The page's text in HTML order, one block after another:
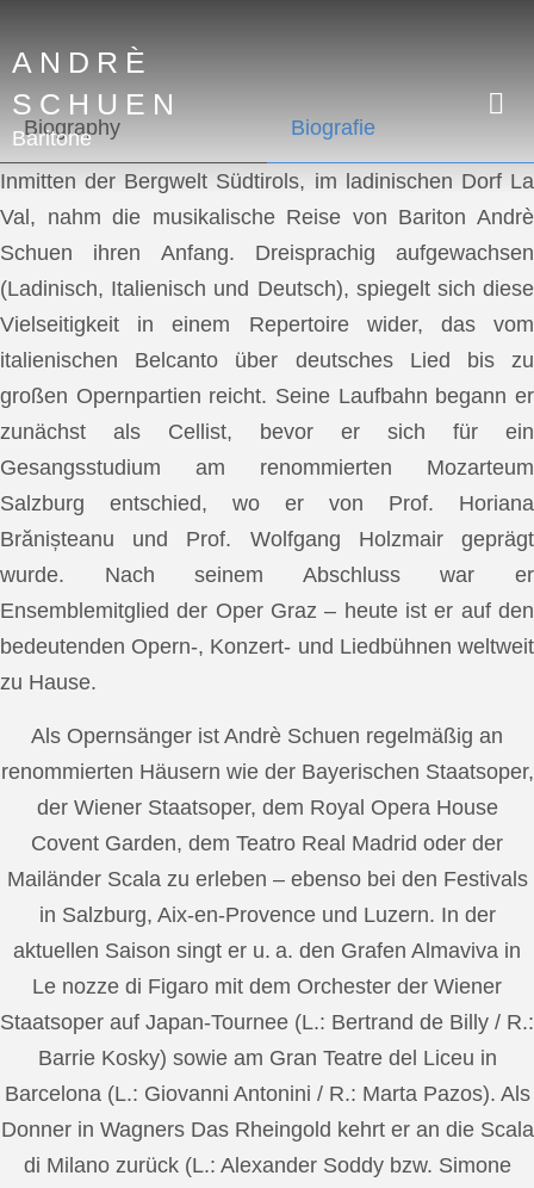
ANDRÈ
SCHUEN
Baritone
Biography Biografie
Inmitten der Bergwelt Südtirols, im ladinischen Dorf La
Val, nahm die musikalische Reise von Bariton Andrè
Schuen ihren Anfang. Dreisprachig aufgewachsen
(Ladinisch, Italienisch und Deutsch), spiegelt sich diese
Vielseitigkeit in einem Repertoire wider, das vom
italienischen Belcanto über deutsches Lied bis zu
großen Opernpartien reicht. Seine Laufbahn begann er
zunächst als Cellist, bevor er sich für ein
Gesangsstudium am renommierten Mozarteum
Salzburg entschied, wo er von Prof. Horiana
Brănișteanu und Prof. Wolfgang Holzmair geprägt
wurde. Nach seinem Abschluss war er
Ensemblemitglied der Oper Graz – heute ist er auf den
bedeutenden Opern-, Konzert- und Liedbühnen weltweit
zu Hause.
Als Opernsänger ist Andrè Schuen regelmäßig an
renommierten Häusern wie der Bayerischen Staatsoper,
der Wiener Staatsoper, dem Royal Opera House
Covent Garden, dem Teatro Real Madrid oder der
Mailänder Scala zu erleben – ebenso bei den Festivals
in Salzburg, Aix-en-Provence und Luzern. In der
aktuellen Saison singt er u. a. den Grafen Almaviva in
Le nozze di Figaro mit dem Orchester der Wiener
Staatsoper auf Japan-Tournee (L.: Bertrand de Billy / R.:
Barrie Kosky) sowie am Gran Teatre del Liceu in
Barcelona (L.: Giovanni Antonini / R.: Marta Pazos). Als
Donner in Wagners Das Rheingold kehrt er an die Scala
di Milano zurück (L.: Alexander Soddy bzw. Simone